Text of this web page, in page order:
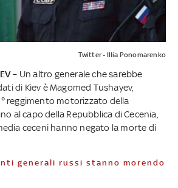
Twitter - Illia Ponomarenko
– Un altro generale che sarebbe
di Kiev è Magomed Tushayev,
reggimento motorizzato della
al capo della Repubblica di Cecenia,
ceceni hanno negato la morte di